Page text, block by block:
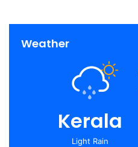
Weather
Kerala
Light Rain